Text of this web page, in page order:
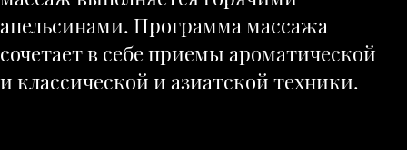
апельсинами. Программа массажа
сочетает в себе приемы ароматической
и классической и азиатской техники.